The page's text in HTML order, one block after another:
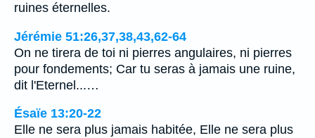
ruines éternelles.
Jérémie 51:26,37,38,43,62-64
On ne tirera de toi ni pierres angulaires, ni pierres
pour fondements; Car tu seras à jamais une ruine,
dit l'Eternel...…
Ésaïe 13:20-22
Elle ne sera plus jamais habitée, Elle ne sera plus